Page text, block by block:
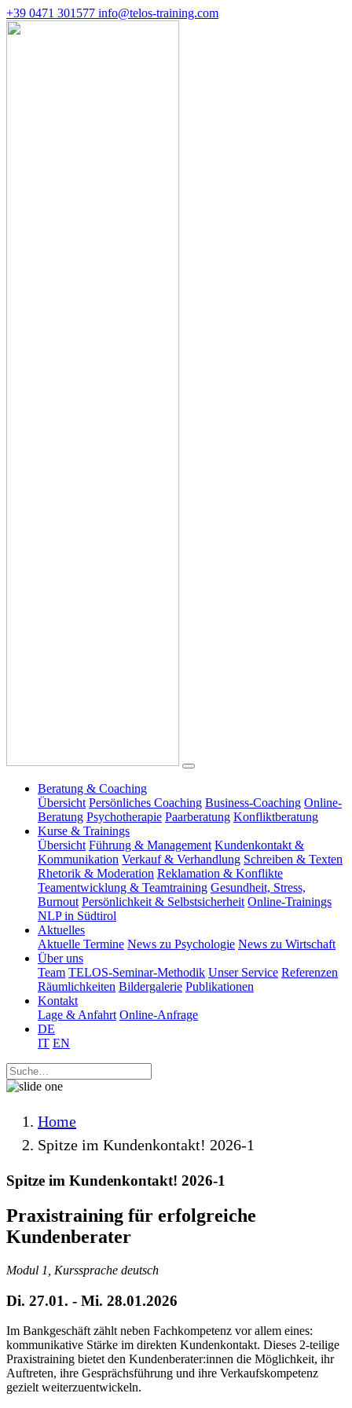
+39 0471 301577 info@telos-training.com
Beratung & Coaching
Übersicht Persönliches Coaching Business-Coaching Online-
Beratung Psychotherapie Paarberatung Konfliktberatung
Kurse & Trainings
Übersicht Führung & Management Kundenkontakt &
Kommunikation Verkauf & Verhandlung Schreiben & Texten
Rhetorik & Moderation Reklamation & Konflikte
Teamentwicklung & Teamtraining Gesundheit, Stress,
Burnout Persönlichkeit & Selbstsicherheit Online-Trainings
NLP in Südtirol
Aktuelles
Aktuelle Termine News zu Psychologie News zu Wirtschaft
Über uns
Team TELOS-Seminar-Methodik Unser Service Referenzen
Räumlichkeiten Bildergalerie Publikationen
Kontakt
Lage & Anfahrt Online-Anfrage
DE
IT EN
Home
Spitze im Kundenkontakt! 2026-1
Spitze im Kundenkontakt! 2026-1
Praxistraining für erfolgreiche
Kundenberater
Modul 1, Kurssprache deutsch
Di. 27.01. - Mi. 28.01.2026
Im Bankgeschäft zählt neben Fachkompetenz vor allem eines:
kommunikative Stärke im direkten Kundenkontakt. Dieses 2-teilige
Praxistraining bietet den Kundenberater:innen die Möglichkeit, ihr
Auftreten, ihre Gesprächsführung und ihre Verkaufskompetenz
gezielt weiterzuentwickeln.